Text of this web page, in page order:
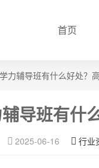
首页
力辅导班有什么好处？
导班有什
2025-06-16 行业